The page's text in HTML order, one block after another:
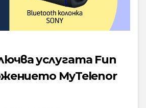
услугата Fun
MyTelenor